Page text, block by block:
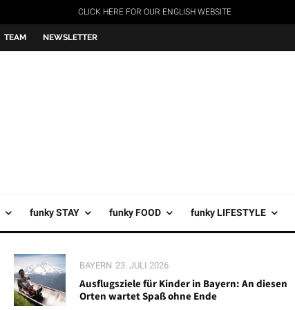
CLICK HERE FOR OUR ENGLISH WEBSITE
TEAM NEWSLETTER
funky STAY funky FOOD funky LIFESTYLE
BAYERN 23. JULI 2026
Ausflugsziele für Kinder in Bayern: An diesen
Orten wartet Spaß ohne Ende